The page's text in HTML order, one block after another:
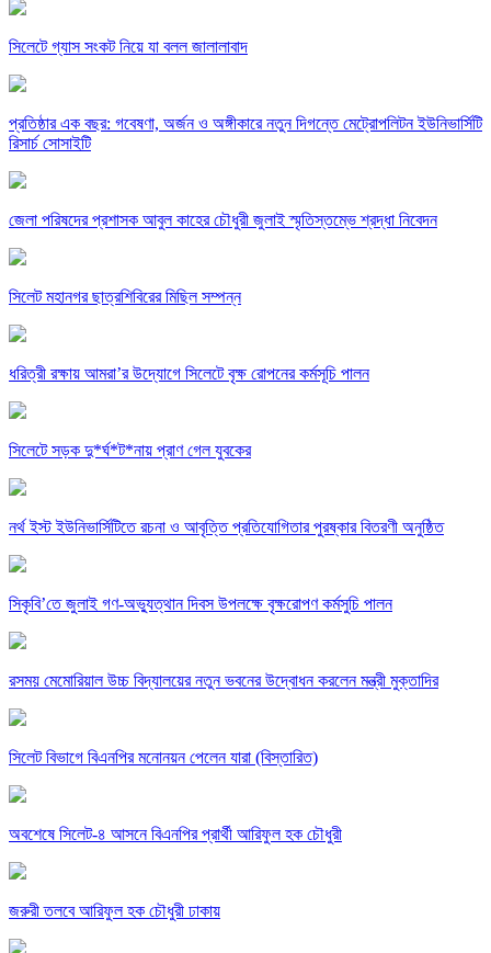
সিলেটে গ্যাস সংকট নিয়ে যা বলল জালালাবাদ
প্রতিষ্ঠার এক বছর: গবেষণা, অর্জন ও অঙ্গীকারে নতুন দিগন্তে মেট্রোপলিটন ইউনিভার্সিটি
রিসার্চ সোসাইটি
জেলা পরিষদের প্রশাসক আবুল কাহের চৌধুরী জুলাই স্মৃতিস্তম্ভে শ্রদ্ধা নিবেদন
সিলেট মহানগর ছাত্রশিবিরের মিছিল সম্পন্ন
ধরিত্রী রক্ষায় আমরা’র উদ্যোগে সিলেটে বৃক্ষ রোপনের কর্মসূচি পালন
সিলেটে সড়ক দু*র্ঘ*ট*নায় প্রাণ গেল যুবকের
নর্থ ইস্ট ইউনিভার্সিটিতে রচনা ও আবৃত্তি প্রতিযোগিতার পুরষ্কার বিতরণী অনুষ্ঠিত
সিকৃবি’তে জুলাই গণ-অভ্যুত্থান দিবস উপলক্ষে বৃক্ষরোপণ কর্মসুচি পালন
রসময় মেমোরিয়াল উচ্চ বিদ্যালয়ের নতুন ভবনের উদ্বোধন করলেন মন্ত্রী মুক্তাদির
সিলেট বিভাগে বিএনপির মনোনয়ন পেলেন যারা (বিস্তারিত)
অবশেষে সিলেট-৪ আসনে বিএনপির প্রার্থী আরিফুল হক চৌধুরী
জরুরী তলবে আরিফুল হক চৌধুরী ঢাকায়